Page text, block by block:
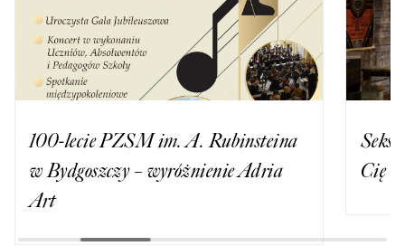
100-lecie PZSM im. A. Rubinsteina
w Bydgoszczy – wyróżnienie Adria
Art
Cię o